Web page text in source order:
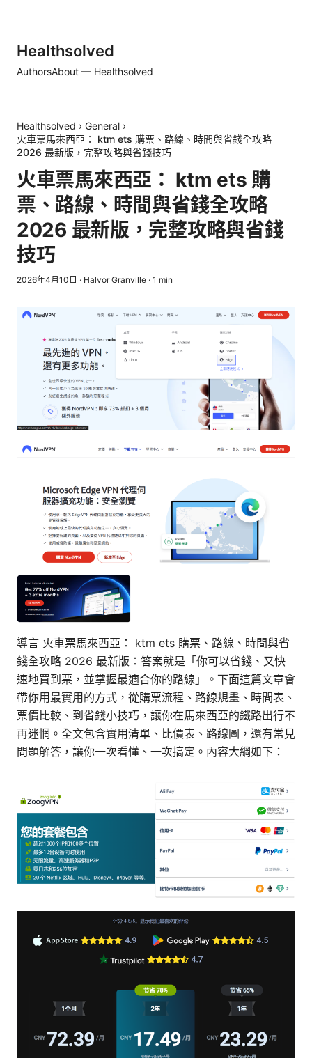
Healthsolved
AuthorsAbout — Healthsolved
Healthsolved › General ›
火車票馬來西亞： ktm ets 購票、路線、時間與省錢全攻略
2026 最新版，完整攻略與省錢技巧
火車票馬來西亞： ktm ets 購
票、路線、時間與省錢全攻略
2026 最新版，完整攻略與省錢
技巧
2026年4月10日 · Halvor Granville · 1 min
導言 火車票馬來西亞： ktm ets 購票、路線、時間與省
錢全攻略 2026 最新版：答案就是「你可以省錢、又快
速地買到票，並掌握最適合你的路線」。下面這篇文章會
帶你用最實用的方式，從購票流程、路線規畫、時間表、
票價比較、到省錢小技巧，讓你在馬來西亞的鐵路出行不
再迷惘。全文包含實用清單、比價表、路線圖，還有常見
問題解答，讓你一次看懂、一次搞定。內容大綱如下：